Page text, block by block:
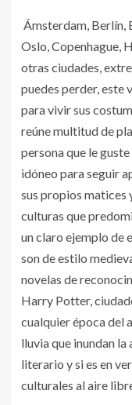
Ámsterdam, Berlín,
Oslo, Copenhague,
otras ciudades,
puedes perder, este
para vivir sus
reúne multitud de
persona que le
idóneo para seguir
sus propios matices
culturas que
un claro ejemplo de
son de estilo
novelas de
Harry Potter,
cualquier época del
lluvia que inundan
literario y si es en
culturales al aire